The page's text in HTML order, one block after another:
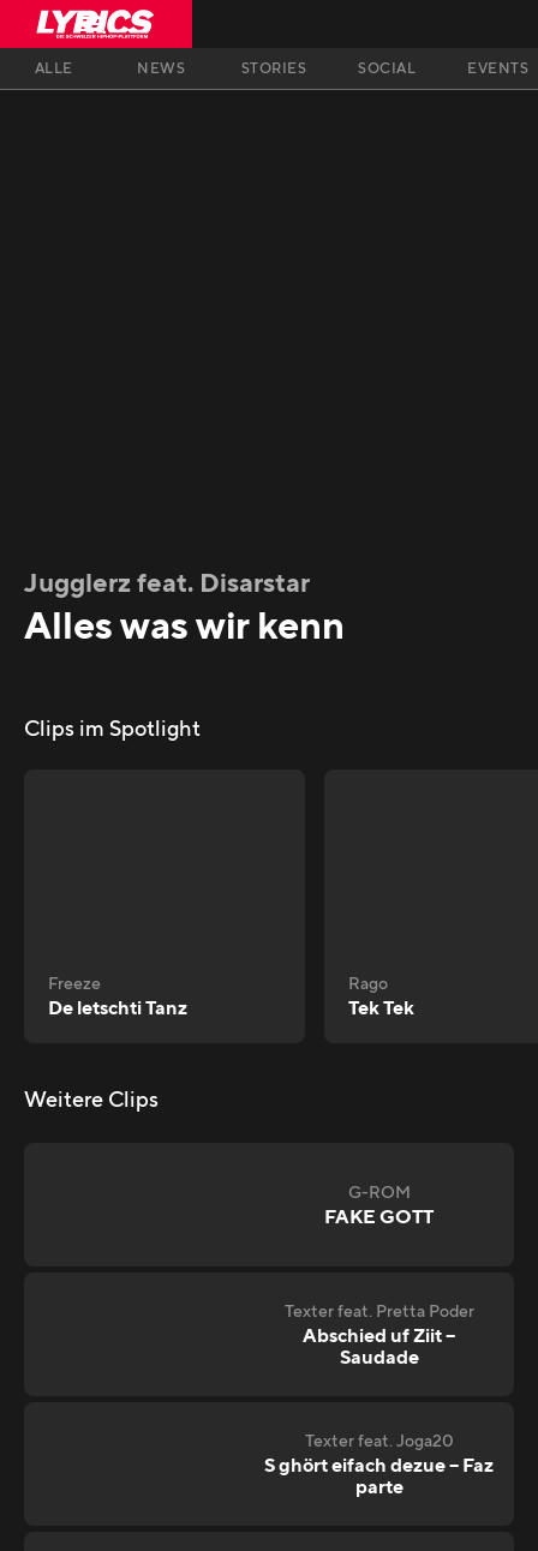
ALLE NEWS STORIES SOCIAL EVENTS
Jugglerz feat. Disarstar
Alles was wir kenn
Clips im Spotlight
Freeze
De letschti Tanz
Rago
Tek Tek
Weitere Clips
G-ROM
FAKE GOTT
Texter feat. Pretta Poder
Abschied uf Ziit –
Saudade
Texter feat. Joga20
S ghört eifach dezue – Faz
parte